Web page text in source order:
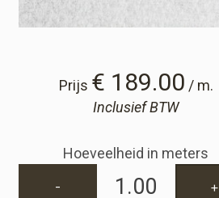
Prijs € 189.00 / m.
Inclusief BTW
Hoeveelheid in meters
- +